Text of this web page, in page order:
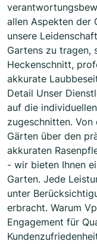
allen Aspekten der
unsere
Gartens zu tragen,
Heckenschnitt,
akkurate
Detail Unser
auf die
zugeschnitten.
Gärten über den
akkuraten
- wir bieten Ihnen
Garten. Jede
unter
erbracht. Warum
Engagement für